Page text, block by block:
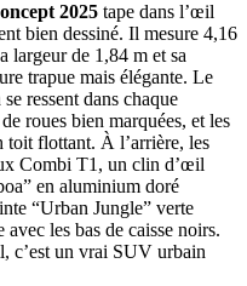
2025 tape dans l’œil
bien dessiné. Il mesure 4,16
largeur de 1,84 m et sa
trapue mais élégante. Le
ressent dans chaque
roues bien marquées, et les
toit flottant. À l’arrière, les
Combi T1, un clin d’œil
en aluminium doré
“Urban Jungle” verte
les bas de caisse noirs.
c’est un vrai SUV urbain